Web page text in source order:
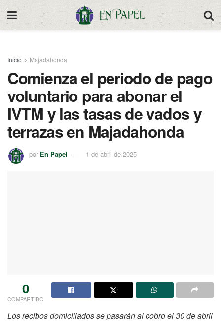
Inicio Majadahonda
Comienza el periodo de pago
voluntario para abonar el
IVTM y las tasas de vados y
terrazas en Majadahonda
por En Papel 1 de abril de 2025
0
COMPARTIDO
Los recibos domiciliados se pasarán al cobro el 30 de abril